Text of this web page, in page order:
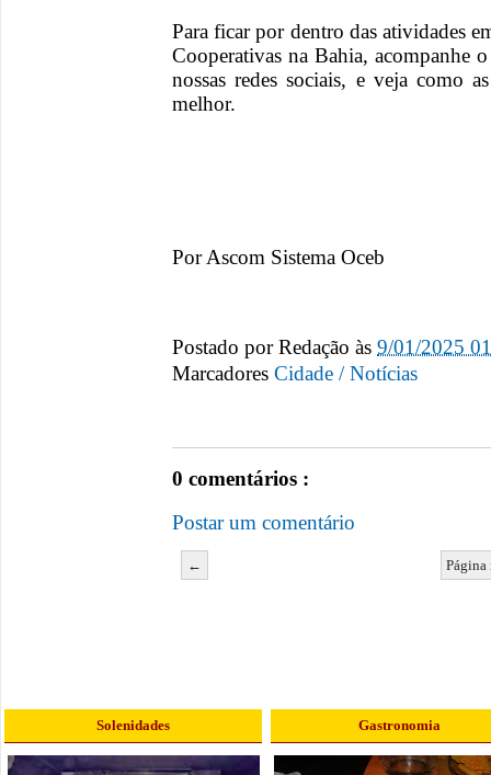
Para ficar por dentro das atividades
Cooperativas na Bahia, acompanhe
nossas redes sociais, e veja como
melhor.
Por Ascom Sistema Oceb
Postado porRedação às 9/01/2025
Marcadores Cidade / Notícias
0 comentários :
Postar um comentário
←
Solenidades Gastronomia